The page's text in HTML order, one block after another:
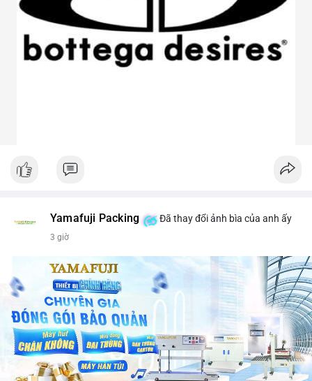
Yamafuji Packing Đã thay đổi ảnh bìa của anh ấy
3 giờ